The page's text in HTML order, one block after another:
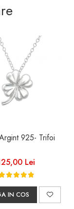
925- Trifoi
Lei
IN COS